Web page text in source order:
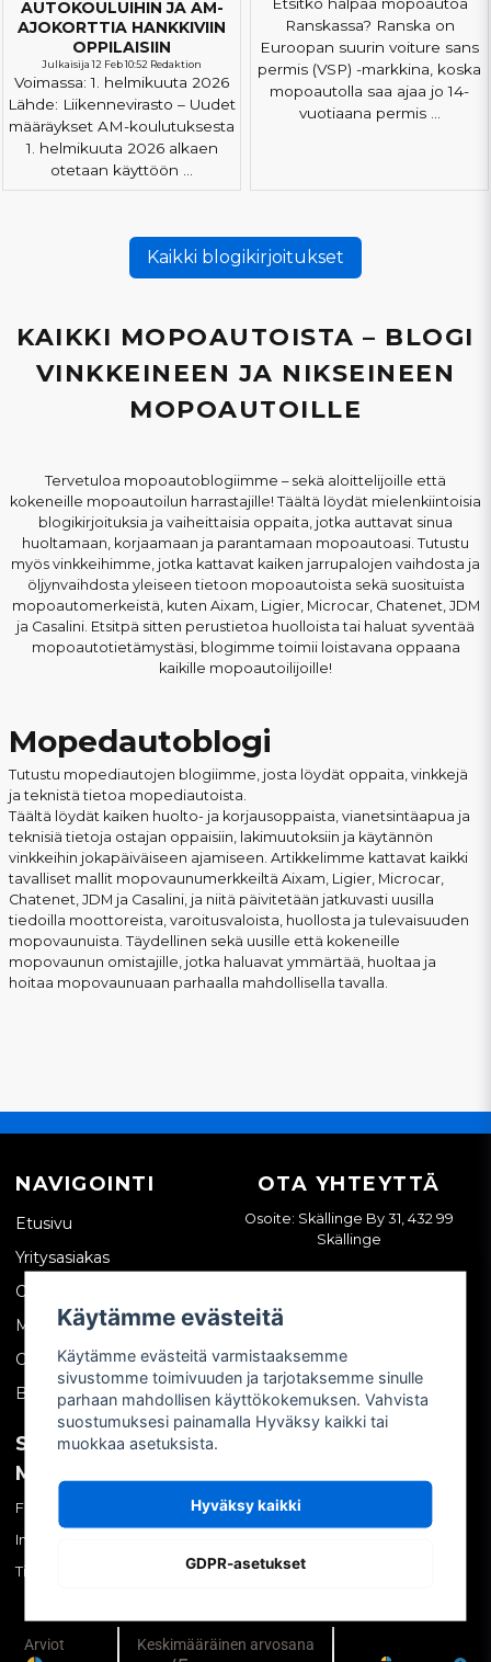
AUTOKOULUIHIN JA AM-
AJOKORTTIA HANKKIVIIN
OPPILAISIIN
Julkaisija 12 Feb 10:52 Redaktion
Voimassa: 1. helmikuuta 2026
Lähde: Liikennevirasto – Uudet
määräykset AM-koulutuksesta
1. helmikuuta 2026 alkaen
otetaan käyttöön ...
Ranskassa? Ranska on
Euroopan suurin voiture sans
permis (VSP) -markkina, koska
mopoautolla saa ajaa jo 14-
vuotiaana permis ...
Kaikki blogikirjoitukset
KAIKKI MOPOAUTOISTA – BLOGI
VINKKEINEEN JA NIKSEINEEN
MOPOAUTOILLE
Tervetuloa mopoautoblogiimme – sekä aloittelijoille että
kokeneille mopoautoilun harrastajille! Täältä löydät mielenkiintoisia
blogikirjoituksia ja vaiheittaisia oppaita, jotka auttavat sinua
huoltamaan, korjaamaan ja parantamaan mopoautoasi. Tutustu
myös vinkkeihimme, jotka kattavat kaiken jarrupalojen vaihdosta ja
öljynvaihdosta yleiseen tietoon mopoautoista sekä suosituista
mopoautomerkeistä, kuten Aixam, Ligier, Microcar, Chatenet, JDM
ja Casalini. Etsitpä sitten perustietoa huolloista tai haluat syventää
mopoautotietämystäsi, blogimme toimii loistavana oppaana
kaikille mopoautoilijoille!
Mopedautoblogi
Tutustu mopediautojen blogiimme, josta löydät oppaita, vinkkejä
ja teknistä tietoa mopediautoista.
Täältä löydät kaiken huolto- ja korjausoppaista, vianetsintäapua ja
teknisiä tietoja ostajan oppaisiin, lakimuutoksiin ja käytännön
vinkkeihin jokapäiväiseen ajamiseen. Artikkelimme kattavat kaikki
tavalliset mallit mopovaunumerkkeiltä Aixam, Ligier, Microcar,
Chatenet, JDM ja Casalini, ja niitä päivitetään jatkuvasti uusilla
tiedoilla moottoreista, varoitusvaloista, huollosta ja tulevaisuuden
mopovaunuista. Täydellinen sekä uusille että kokeneille
mopovaunun omistajille, jotka haluavat ymmärtää, huoltaa ja
hoitaa mopovaunuaan parhaalla mahdollisella tavalla.
NAVIGOINTI
Etusivu
Yritysasiakas
Ota yhteyttä
Meistä
Ostoehdot
Blogi
OTA YHTEYTTÄ
Osoite: Skällinge By 31, 432 99
Skällinge
SOSIAALINEN
MEDIA
Facebook
Instagram
TikTok
Kirjaudu sisään
Käytämme evästeitä
Käytämme evästeitä varmistaaksemme
sivustomme toimivuuden ja tarjotaksemme sinulle
parhaan mahdollisen käyttökokemuksen. Vahvista
suostumuksesi painamalla Hyväksy kaikki tai
muokkaa asetuksista.
Hyväksy kaikki
GDPR-asetukset